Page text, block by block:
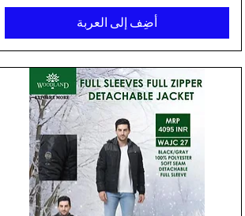
أضِف إلى العربة